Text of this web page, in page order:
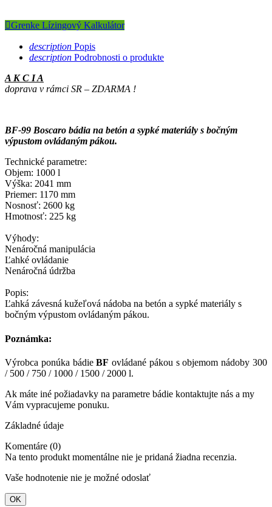
Grenke Lízingový Kalkulátor
description Popis
description Podrobnosti o produkte
A K C I A
doprava v rámci SR – ZDARMA !
BF-99 Boscaro bádia na betón a sypké materiály s bočným
výpustom ovládaným pákou.
Technické parametre:
Objem: 1000 l
Výška: 2041 mm
Priemer: 1170 mm
Nosnosť: 2600 kg
Hmotnosť: 225 kg
Výhody:
Nenáročná manipulácia
Ľahké ovládanie
Nenáročná údržba
Popis:
Ľahká závesná kužeľová nádoba na betón a sypké materiály s
bočným výpustom ovládaným pákou.
Poznámka:
Výrobca ponúka bádieBF ovládané pákou s objemom nádoby 300
/ 500 / 750 / 1000 / 1500 / 2000 l.
Ak máte iné požiadavky na parametre bádie kontaktujte nás a my
Vám vypracujeme ponuku.
Základné údaje
Komentáre (0)
Na tento produkt momentálne nie je pridaná žiadna recenzia.
Vaše hodnotenie nie je možné odoslať
OK